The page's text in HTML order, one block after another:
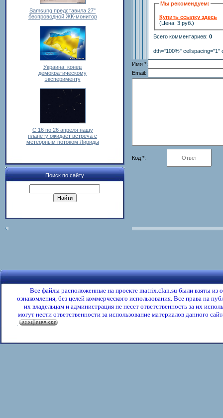
Samsung представила 27"
беспроводной ЖК-монитор
Украина: конец
демократическому
эксперименту
С 16 по 26 апреля нашу
планету ожидает встреча с
метеорным потоком Лириды
Поиск по сайту
Мы рекомендуем:
Купить ссылку здесь
(Цена: 3 руб.)
Всего комментариев: 0
dth="100%" cellspacing="1"
Имя *:
Email:
Код *:
Все файлы расположенные на проекте matrix.clan.su были взяты из
ознакомления, без целей коммерческого использования. Все права на
их владельцам и администрация не несет ответственность за их
могут нести ответственности за использование материалов данного